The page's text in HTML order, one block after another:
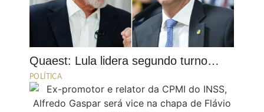
Quaest: Lula lidera segundo turno…
POLÍTICA